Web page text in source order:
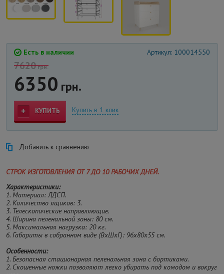
Есть в наличии Артикул: 100014550
7620грн.
6350 грн.
КУПИТЬ Купить в 1 клик
Добавить к сравнению
СТРОК ИЗГОТОВЛЕНИЯ ОТ 7 ДО 10 РАБОЧИХ ДНЕЙ.
Характеристики:
1. Материал: ЛДСП.
2. Количество ящиков: 3.
3. Телескопические направляющие.
4. Ширина пеленальной зоны: 80 см.
5. Максимальная нагрузка: 20 кг.
6. Габариты в собранном виде (ВхШхГ): 96х80х55 см.
Особенности:
1. Безопасная стационарная пеленальная зона с бортиками.
2. Скошенные ножки позволяют легко убирать под комодом и вокруг